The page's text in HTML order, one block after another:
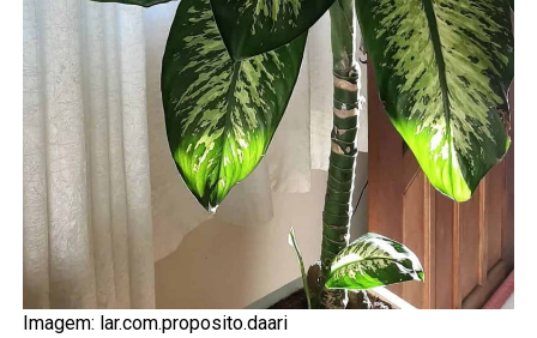
Imagem: lar.com.proposito.daari